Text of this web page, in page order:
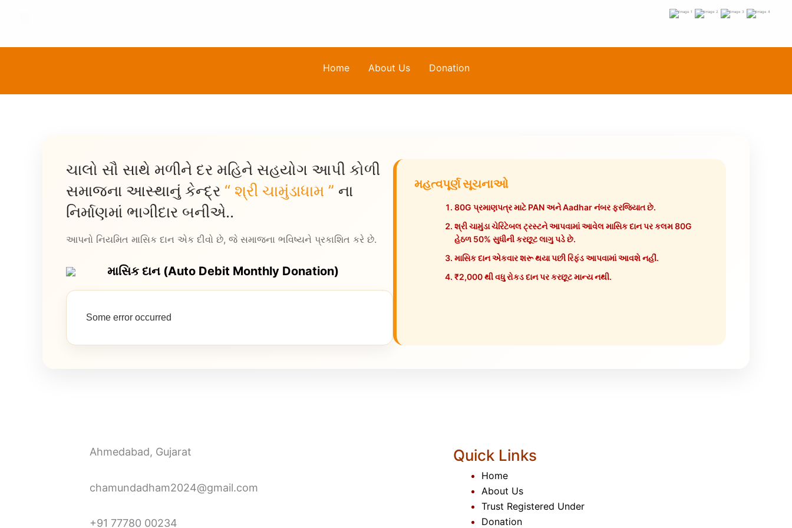
Home About Us Donation
ચાલો સૌ સાથે મળીને દર મહિને સહયોગ આપી કોળી
સમાજના આસ્થાનું કેન્દ્ર “ શ્રી ચામુંડાધામ ” ના
નિર્માણમાં ભાગીદાર બનીએ..
આપનો નિયમિત માસિક દાન એક દીવો છે, જે સમાજના ભવિષ્યને પ્રકાશિત કરે છે.
માસિક દાન (Auto Debit Monthly Donation)
Some error occurred
મહત્વપૂર્ણ સૂચનાઓ
80G પ્રમાણપત્ર માટે PAN અને Aadhar નંબર ફરજિયાત છે.
શ્રી ચામુંડા ચેરિટેબલ ટ્રસ્ટને આપવામાં આવેલ માસિક દાન પર કલમ 80G
હેઠળ 50% સુધીની કરછૂટ લાગુ પડે છે.
માસિક દાન એકવાર શરૂ થયા પછી રિફંડ આપવામાં આવશે નહીં.
₹2,000 થી વધુ રોકડ દાન પર કરછૂટ માન્ય નથી.
Ahmedabad, Gujarat
chamundadham2024@gmail.com
+91 77780 00234
Quick Links
Home
About Us
Trust Registered Under
Donation